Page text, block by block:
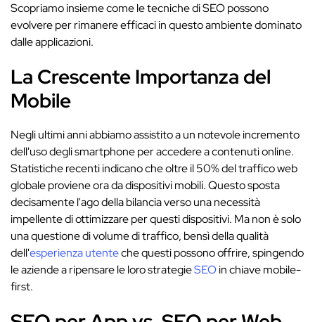
Scopriamo insieme come le tecniche di SEO possono
evolvere per rimanere efficaci in questo ambiente dominato
dalle applicazioni.
La Crescente Importanza del
Mobile
Negli ultimi anni abbiamo assistito a un notevole incremento
dell'uso degli smartphone per accedere a contenuti online.
Statistiche recenti indicano che oltre il 50% del traffico web
globale proviene ora da dispositivi mobili. Questo sposta
decisamente l'ago della bilancia verso una necessità
impellente di ottimizzare per questi dispositivi. Ma non è solo
una questione di volume di traffico, bensì della qualità
dell'esperienza utenteche questi possono offrire, spingendo
le aziende a ripensare le loro strategieSEOin chiave mobile-
first.